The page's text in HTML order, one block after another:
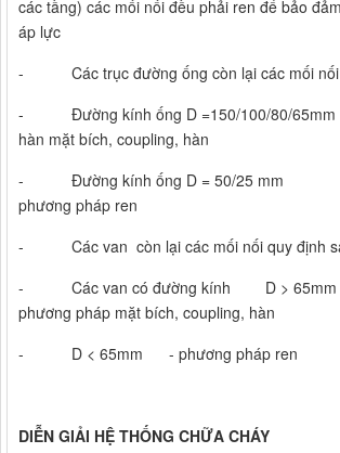
các tầng) các mối nối đều phải ren để bảo
áp lực
- Các trục đường ống còn lại các mối nối
- Đường kính ống D =150/100/80/65mm
hàn mặt bích, coupling, hàn
- Đường kính ống D = 50/
phương pháp ren
- Các van còn lại các mối nối quy định
- Các van có đường kính D >
phương pháp mặt bích, coupling, hàn
- D < 65mm - phương pháp ren
DIỄN GIẢI HỆ THỐNG CHỮA CHÁY